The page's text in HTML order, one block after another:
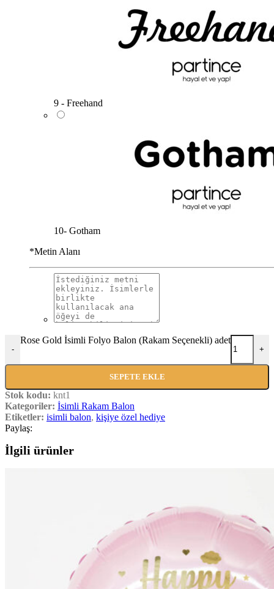
9 - Freehand
10- Gotham
*Metin Alanı
-
Rose Gold İsimli Folyo Balon (Rakam Seçenekli) adet
+
SEPETE EKLE
Stok kodu: knt1
Kategoriler: İsimli Rakam Balon
Etiketler: isimli balon, kişiye özel hediye
Paylaş:
İlgili ürünler